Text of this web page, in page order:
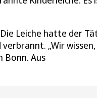
Leiche hatte der
„Wir wissen,
Bonn. Aus